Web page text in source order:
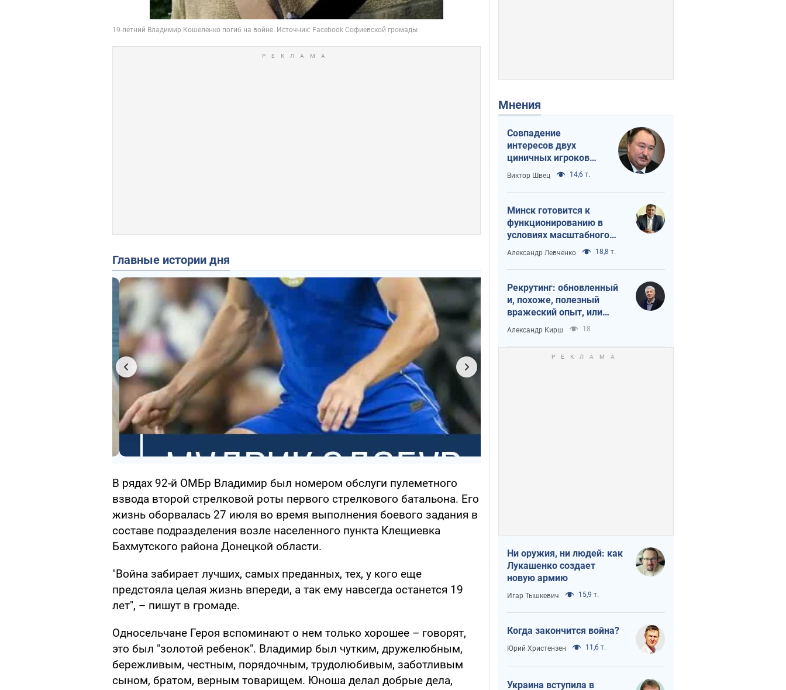
Главные истории дня
В рядах 92-й ОМБр Владимир был номером обслуги пулеметного
взвода второй стрелковой роты первого стрелкового батальона. Его
жизнь оборвалась 27 июля во время выполнения боевого задания в
составе подразделения возле населенного пункта Клещиевка
Бахмутского района Донецкой области.
"Война забирает лучших, самых преданных, тех, у кого еще
предстояла целая жизнь впереди, а так ему навсегда останется 19
лет", – пишут в громаде.
Односельчане Героя вспоминают о нем только хорошее – говорят,
это был "золотой ребенок". Владимир был чутким, дружелюбным,
бережливым, честным, порядочным, трудолюбивым, заботливым
сыном, братом, верным товарищем. Юноша делал добрые дела,
Мнения
Совпадение
интересов двух
циничных игроков
или тайный план
Трампа и Путина?
Виктор Швец 14,6 т.
Минск готовится к
функционированию в
условиях масштабного
военного кризиса
Александр Левченко 18,8 т.
Рекрутинг: обновленный
и, похоже, полезный
вражеский опыт, или
Диалектика
требовательной трусости
Александр Кирш 18
Ни оружия, ни людей: как
Лукашенко создает
новую армию
Игар Тышкевич 15,9 т.
Когда закончится война?
Юрий Христензен 11,6 т.
Украина вступила в